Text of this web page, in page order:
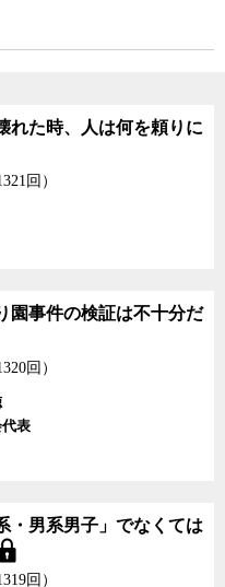
に今、われわれに何ができ
を曖昧にしたまま組織や仕
事故の教訓が活かされること
が第三の敗戦に向けて邁進
全基準などから見えてくるわ
の反省と絡めながら、ゲス
哲生、社会学者の宮台真司
れた時、人は何を頼りに
回）
園事件の検証は不十分だ
回）
表
・男系男子」でなくては
回）